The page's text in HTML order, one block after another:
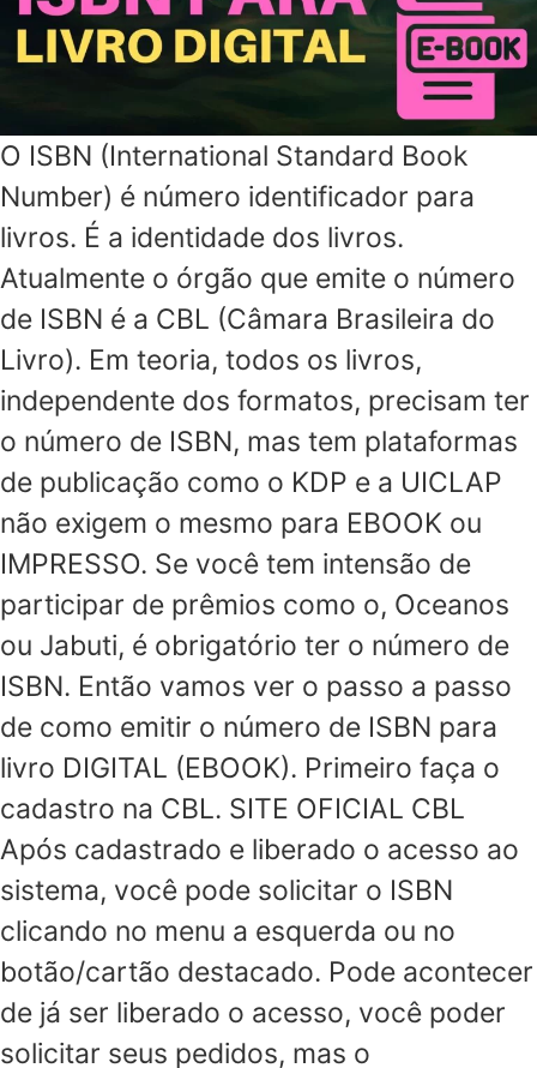
O ISBN (International Standard Book
Number) é número identificador para
livros. É a identidade dos livros.
Atualmente o órgão que emite o número
de ISBN é a CBL (Câmara Brasileira do
Livro). Em teoria, todos os livros,
independente dos formatos, precisam ter
o número de ISBN, mas tem plataformas
de publicação como o KDP e a UICLAP
não exigem o mesmo para EBOOK ou
IMPRESSO. Se você tem intensão de
participar de prêmios como o, Oceanos
ou Jabuti, é obrigatório ter o número de
ISBN. Então vamos ver o passo a passo
de como emitir o número de ISBN para
livro DIGITAL (EBOOK). Primeiro faça o
cadastro na CBL. SITE OFICIAL CBL
Após cadastrado e liberado o acesso ao
sistema, você pode solicitar o ISBN
clicando no menu a esquerda ou no
botão/cartão destacado. Pode acontecer
de já ser liberado o acesso, você poder
solicitar seus pedidos, mas o